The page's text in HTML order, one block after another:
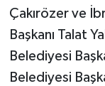
Çakırözer ve
Başkanı Talat
Belediyesi
Belediyesi